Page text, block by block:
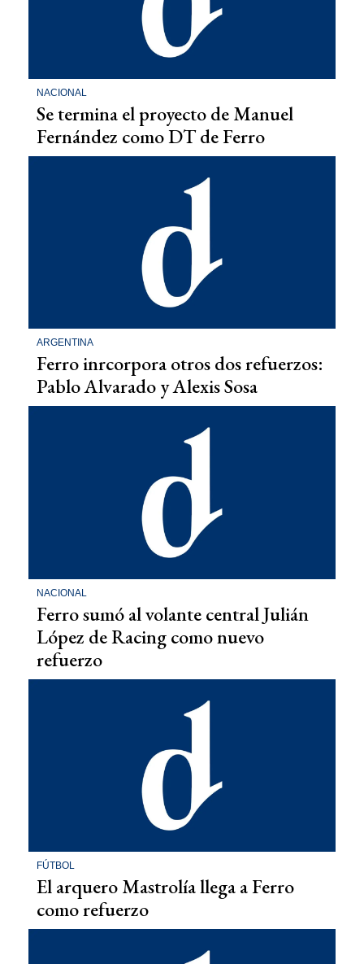
NACIONAL
Se termina el proyecto de Manuel
Fernández como DT de Ferro
ARGENTINA
Ferro inrcorpora otros dos refuerzos:
Pablo Alvarado y Alexis Sosa
NACIONAL
Ferro sumó al volante central Julián
López de Racing como nuevo
refuerzo
FÚTBOL
El arquero Mastrolía llega a Ferro
como refuerzo